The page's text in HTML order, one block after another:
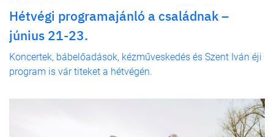
Hétvégi programajánló a családnak –
június 21-23.
Koncertek, bábelőadások, kézműveskedés és Szent Iván éji
program is vár titeket a hétvégén.